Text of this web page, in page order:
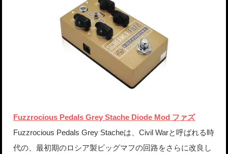
Fuzzrocious Pedals Grey Stache Diode Mod ファズ
Fuzzrocious Pedals Grey Stacheは、Civil Warと呼ばれる時
代の、最初期のロシア製ビッグマフの回路をさらに改良し